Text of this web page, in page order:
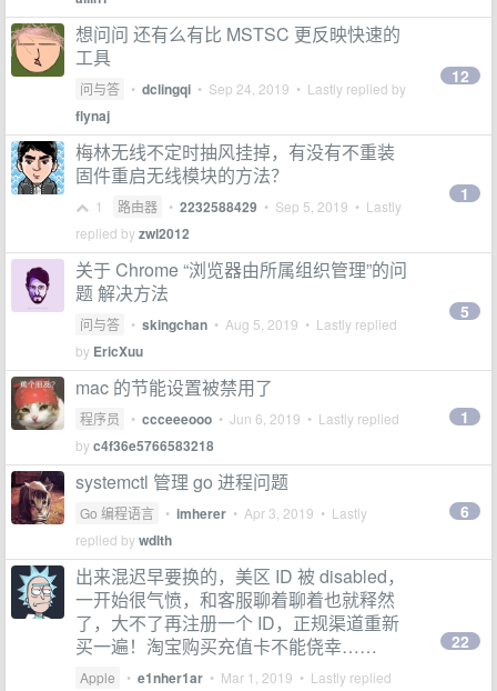
想问问 还有么有比 MSTSC 更反映快速的
工具
问与答 • dclingqi • Sep 24, 2019 • Lastly replied by
flynaj
12
梅林无线不定时抽风挂掉，有没有不重装
固件重启无线模块的方法？
1 路由器 • 2232588429 • Sep 5, 2019 • Lastly
replied byzwl2012
1
关于 Chrome “浏览器由所属组织管理”的问
题 解决方法
问与答 • skingchan • Aug 5, 2019 • Lastly replied
by EricXuu
5
mac 的节能设置被禁用了
程序员 • ccceeeooo • Jun 6, 2019 • Lastly replied
byc4f36e5766583218
1
systemctl 管理 go 进程问题
Go 编程语言 • imherer • Apr 3, 2019 • Lastly
replied bywdlth
6
出来混迟早要换的，美区 ID 被 disabled，
一开始很气愤，和客服聊着聊着也就释然
了，大不了再注册一个 ID，正规渠道重新
买一遍！淘宝购买充值卡不能侥幸……
Apple • e1nher1ar • Mar 1, 2019 • Lastly replied
22